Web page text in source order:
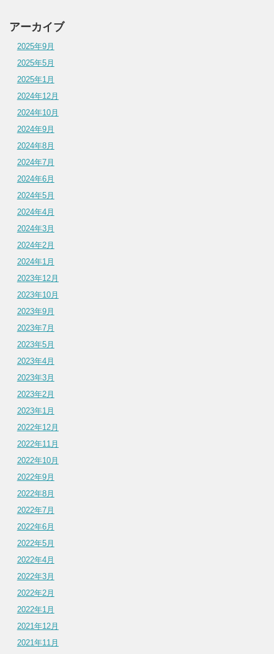
アーカイブ
2025年9月
2025年5月
2025年1月
2024年12月
2024年10月
2024年9月
2024年8月
2024年7月
2024年6月
2024年5月
2024年4月
2024年3月
2024年2月
2024年1月
2023年12月
2023年10月
2023年9月
2023年7月
2023年5月
2023年4月
2023年3月
2023年2月
2023年1月
2022年12月
2022年11月
2022年10月
2022年9月
2022年8月
2022年7月
2022年6月
2022年5月
2022年4月
2022年3月
2022年2月
2022年1月
2021年12月
2021年11月